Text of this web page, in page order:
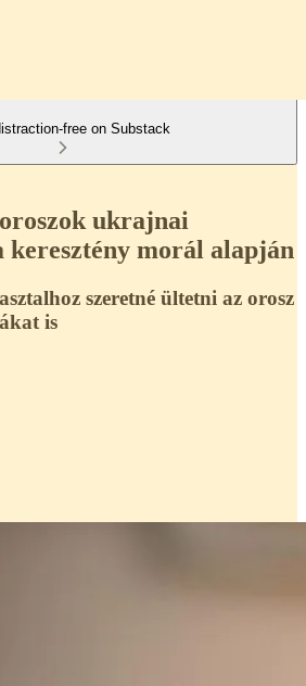
free on Substack
ukrajnai
keresztény morál alapján
szeretné ültetni az orosz
is